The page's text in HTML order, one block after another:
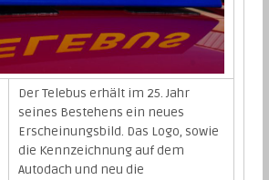
Der Telebus erhält im 25. Jahr
seines Bestehens ein neues
Erscheinungsbild. Das Logo, sowie
die Kennzeichnung auf dem
Autodach und neu die